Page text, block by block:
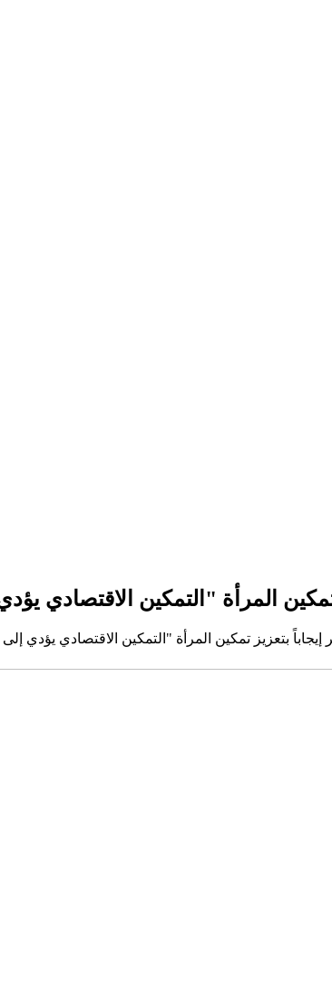
تمكين المرأة "التمكين الاقتصادي
إيجاباً بتعزيز تمكين المرأة "التمكين الاقتصادي يؤدي